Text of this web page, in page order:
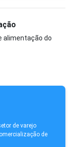
alimentação do
de varejo
de